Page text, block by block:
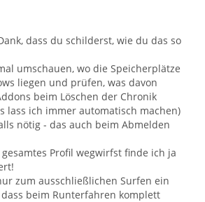
dass du schilderst, wie du das so
umschauen, wo die Speicherplätze
liegen und prüfen, was davon
beim Löschen der Chronik
lass ich immer automatisch machen)
nötig - das auch beim Abmelden
Profil wegwirfst finde ich ja
zum ausschließlichen Surfen ein
beim Runterfahren komplett